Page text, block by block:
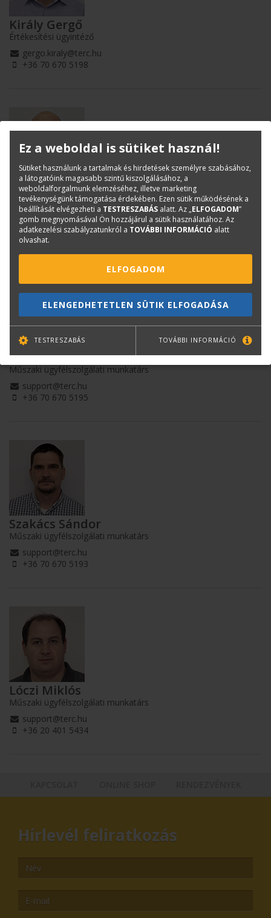
Király Gergő
Értékesítési ügyintéző
gergo.kiraly@terc.hu
+36 70 670 5198
Kurinyec Péter
Értékesítési ügyintéző
peter.kurinyec@terc.hu
+36 20 318 3683
Kuti Krisztina
Műszaki ügyfélszolgálati munkatárs
support@terc.hu
+36 70 670 5195
Szakács Sándor
Műszaki ügyfélszolgálati munkatárs
support@terc.hu
+36 70 670 5193
Lóczi Miklós
Műszaki ügyfélszolgálati munkatárs
support@terc.hu
+36 20 401 5434
Hírlevél feliratkozás
Ez a weboldal is sütiket használ!
Sütiket használunk a tartalmak és hirdetések személyre szabásához,
a látogatóink magasabb szintű kiszolgálásához, a
weboldalforgalmunk elemzéséhez, illetve marketing
tevékenységünk támogatása érdekében. Ezen sütik működésének a
beállítását elvégezheti a TESTRESZABÁS alatt. Az „ELFOGADOM”
gomb megnyomásával Ön hozzájárul a sütik használatához. Az
adatkezelési szabályzatunkról a TOVÁBBI INFORMÁCIÓ alatt
olvashat.
ELFOGADOM
ELENGEDHETETLEN SÜTIK ELFOGADÁSA
TESTRESZABÁS TOVÁBBI INFORMÁCIÓ